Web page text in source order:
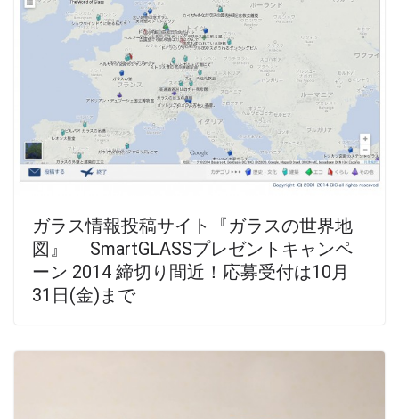
ガラス情報投稿サイト『ガラスの世界地
図』 SmartGLASSプレゼントキャンペ
ーン 2014 締切り間近！応募受付は10月
31日(金)まで